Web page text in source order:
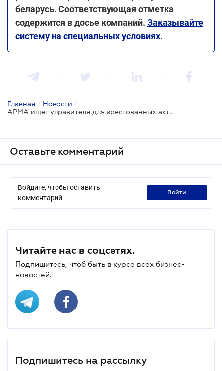
беларусь. Соответствующая отметка
содержится в досье компаний. Заказывайте
систему на специальных условиях.
Главная / Новости /
АРМА ищет управителя для арестованных активов производителей "Моршинская", "Миргородская" и "Borjomi"
Оставьте комментарий
Войдите, чтобы оставить
комментарий
войти
Читайте нас в соцсетях.
Подпишитесь, чтоб быть в курсе всех бизнес-
новостей.
Подпишитесь на рассылку